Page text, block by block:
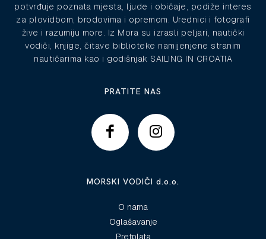
potvrđuje poznata mjesta, ljude i običaje, podiže interes
za plovidbom, brodovima i opremom. Urednici i fotografi
žive i razumiju more. Iz Mora su izrasli peljari, nautički
vodiči, knjige, čitave biblioteke namijenjene stranim
nautičarima kao i godišnjak SAILING IN CROATIA
PRATITE NAS
MORSKI VODIČI d.o.o.
O nama
Oglašavanje
Pretplata